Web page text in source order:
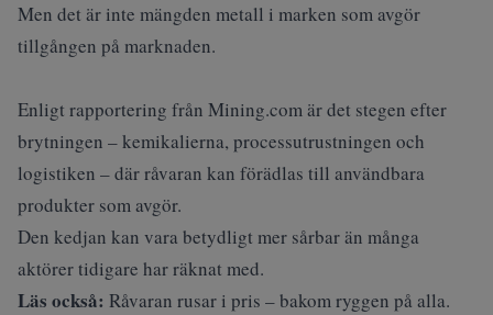
Men det är inte mängden metall i marken som avgör
tillgången på marknaden.
Enligt rapportering från Mining.comär det stegen efter
brytningen – kemikalierna, processutrustningen och
logistiken – där råvaran kan förädlas till användbara
produkter som avgör.
Den kedjan kan vara betydligt mer sårbar än många
aktörer tidigare har räknat med.
Läs också: Råvaran rusar i pris – bakom ryggen på alla.